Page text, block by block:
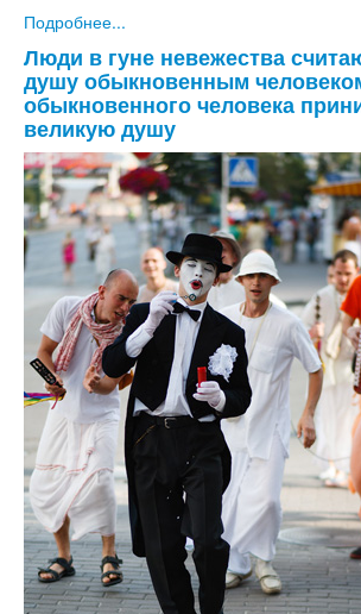
Подробнее...
Люди в гуне невежества
душу обыкновенным
обыкновенного человека
великую душу